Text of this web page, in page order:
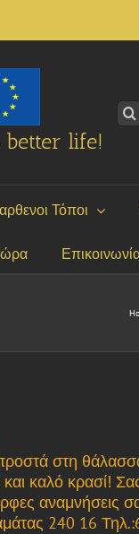
better life!
for:
Τόποι
στη
καλό κρασί!
αναμνήσεις
240 16